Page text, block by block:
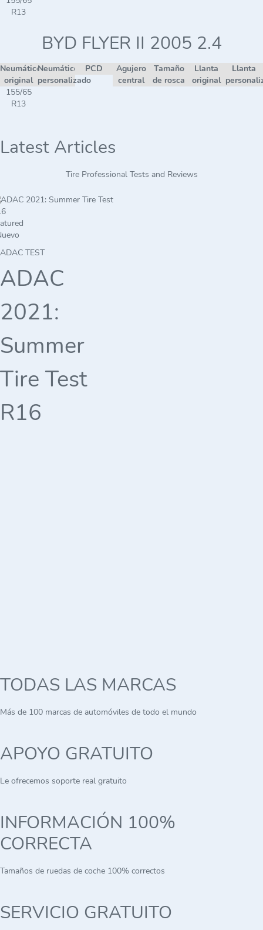
R13
BYD FLYER II 2005 2.4
Neumático
original
Neumático
personalizado
PCD
Agujero
central
Tamaño
de rosca
Llanta
original
Llanta
155/65
R13
Latest Articles
Tire Professional Tests and Reviews
ADAC TEST
ADAC
2021:
Summer
Tire Test
R16
TODAS LAS MARCAS
Más de 100 marcas de automóviles de todo el mundo
APOYO GRATUITO
Le ofrecemos soporte real gratuito
INFORMACIÓN 100%
CORRECTA
Tamaños de ruedas de coche 100% correctos
SERVICIO GRATUITO